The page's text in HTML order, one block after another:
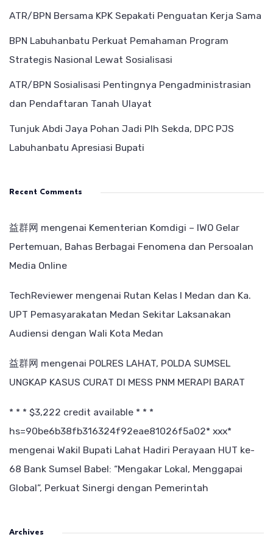
ATR/BPN Bersama KPK Sepakati Penguatan Kerja Sama
BPN Labuhanbatu Perkuat Pemahaman Program
Strategis Nasional Lewat Sosialisasi
ATR/BPN Sosialisasi Pentingnya Pengadministrasian
dan Pendaftaran Tanah Ulayat
Tunjuk Abdi Jaya Pohan Jadi Plh Sekda, DPC PJS
Labuhanbatu Apresiasi Bupati
Recent Comments
益群网 mengenai Kementerian Komdigi – IWO Gelar
Pertemuan, Bahas Berbagai Fenomena dan Persoalan
Media Online
TechReviewer mengenai Rutan Kelas I Medan dan Ka.
UPT Pemasyarakatan Medan Sekitar Laksanakan
Audiensi dengan Wali Kota Medan
益群网 mengenai POLRES LAHAT, POLDA SUMSEL
UNGKAP KASUS CURAT DI MESS PNM MERAPI BARAT
* * * $3,222 credit available * * *
hs=90be6b38fb316324f92eae81026f5a02* ххх*
mengenai Wakil Bupati Lahat Hadiri Perayaan HUT ke-
68 Bank Sumsel Babel: “Mengakar Lokal, Menggapai
Global”, Perkuat Sinergi dengan Pemerintah
Archives